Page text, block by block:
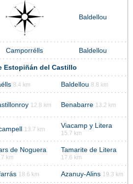
Baldellou
Camporrélls Baldellou
Estopiñán del Castillo
8.4 km Baldellou 8.8 km
12.8 km Benabarre 13.2 km
13.7 km Viacamp y Litera
15.7 km
de Noguera
km
Tamarite de Litera
17.6 km
18.6 km Azanuy-Alins 19.3 km